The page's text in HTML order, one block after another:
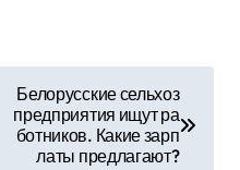
Белорусские сельхоз
предприятия ищут ра
ботников. Какие зарп
латы предлагают?